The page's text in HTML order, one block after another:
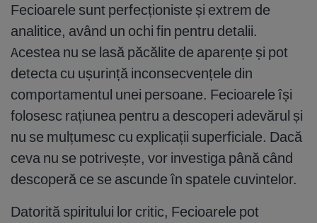
Fecioarele sunt perfecționiste și extrem de
analitice, având un ochi fin pentru detalii.
Acestea nu se lasă păcălite de aparențe și pot
detecta cu ușurință inconsecvențele din
comportamentul unei persoane. Fecioarele își
folosesc rațiunea pentru a descoperi adevărul și
nu se mulțumesc cu explicații superficiale. Dacă
ceva nu se potrivește, vor investiga până când
descoperă ce se ascunde în spatele cuvintelor.
Datorită spiritului lor critic, Fecioarele pot